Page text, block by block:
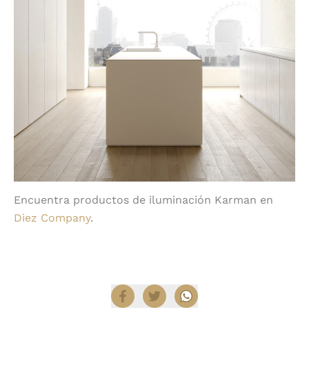
Encuentra productos de iluminación Karman en
Diez Company.